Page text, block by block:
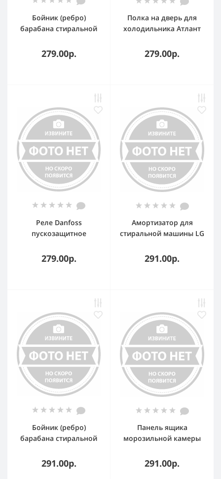
Бойник (ребро)
барабана стиральной
41024567, DRM104CY
279.00р.
Полка на дверь для
холодильника Атлант
279.00р.
Реле Danfoss
пускозащитное
для холодильника
103N0021
279.00р.
Амортизатор для
стиральной машины LG
11+11мм
4900FR2030Н,4901ER200
291.00р.
Бойник (ребро)
барабана стиральной
DC97-02051E, DRM105SA
291.00р.
Панель ящика
морозильной камеры
Ariston, Stinol,
Whirlpool C00385667
291.00р.